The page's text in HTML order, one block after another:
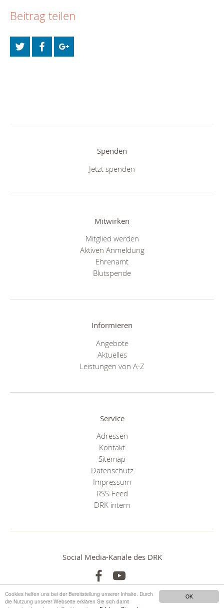
OK
Cookies helfen uns bei der Bereitstellung unserer Inhalte. Durch
die Nutzung unserer Webseite erklären Sie sich damit
Beitrag teilen
Spenden
Jetzt spenden
Mitwirken
Mitglied werden
Aktiven Anmeldung
Ehrenamt
Blutspende
Informieren
Angebote
Aktuelles
Leistungen von A-Z
Service
Adressen
Kontakt
Sitemap
Datenschutz
Impressum
RSS-Feed
DRK intern
Social Media-Kanäle des DRK